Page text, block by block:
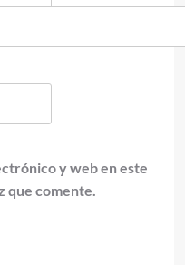
y web en este
que comente.